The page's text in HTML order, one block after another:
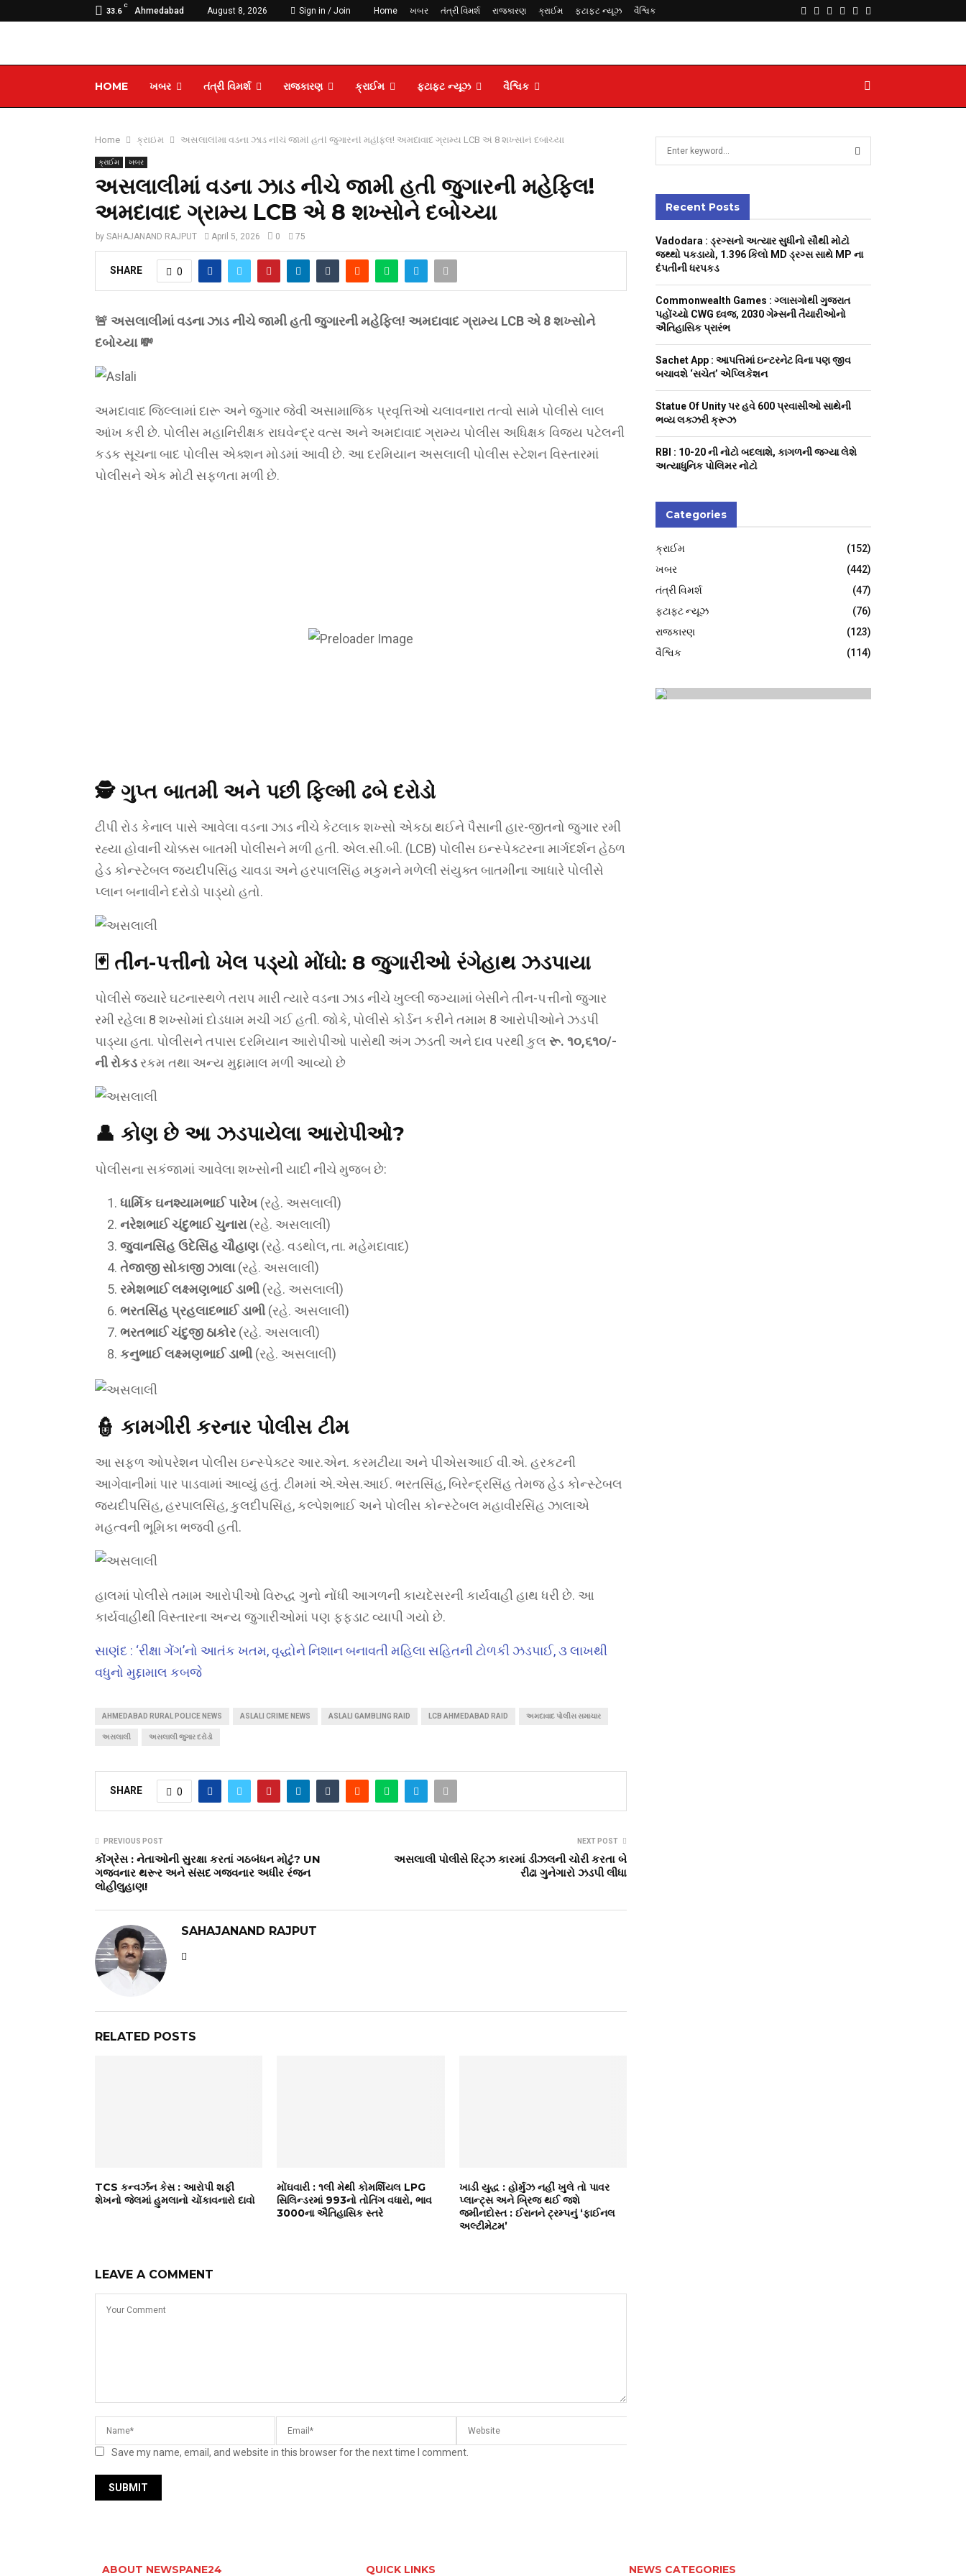
33.6
C
Ahmedabad August 8, 2026 Sign in / Join Home ખબર તંત્રી વિમર્શ રાજકારણ ક્રાઈમ ફટાફટ ન્યૂઝ વૈશ્વિક Facebook
TwitterInstagram
YoutubeTelegram
HOME ખબર તંત્રી વિમર્શ રાજકારણ ક્રાઈમ ફટાફટ ન્યૂઝ વૈશ્વિક
Home ક્રાઈમ અસલાલીમાં વડના ઝાડ નીચે જામી હતી જુગારની મહેફિલ! અમદાવાદ ગ્રામ્ય LCB એ 8 શખ્સોને દબોચ્યા
ક્રાઈમ ખબર
અસલાલીમાં વડના ઝાડ નીચે જામી હતી જુગારની મહેફિલ!
અમદાવાદ ગ્રામ્ય LCB એ 8 શખ્સોને દબોચ્યા
by SAHAJANAND RAJPUT April 5, 2026 0 75
SHARE 0
🚨 અસલાલીમાં વડના ઝાડ નીચે જામી હતી જુગારની મહેફિલ! અમદાવાદ ગ્રામ્ય LCB એ 8 શખ્સોને
દબોચ્યા 💸
અમદાવાદ જિલ્લામાં દારૂ અને જુગાર જેવી અસામાજિક પ્રવૃત્તિઓ ચલાવનારા તત્વો સામે પોલીસે લાલ
આંખ કરી છે. પોલીસ મહાનિરીક્ષક રાઘવેન્દ્ર વત્સ અને અમદાવાદ ગ્રામ્ય પોલીસ અધિક્ષક વિજય પટેલની
કડક સૂચના બાદ પોલીસ એક્શન મોડમાં આવી છે. આ દરમિયાન અસલાલી પોલીસ સ્ટેશન વિસ્તારમાં
પોલીસને એક મોટી સફળતા મળી છે.
🕵️ ગુપ્ત બાતમી અને પછી ફિલ્મી ઢબે દરોડો
ટીપી રોડ કેનાલ પાસે આવેલા વડના ઝાડ નીચે કેટલાક શખ્સો એકઠા થઈને પૈસાની હાર-જીતનો જુગાર રમી
રહ્યા હોવાની ચોક્કસ બાતમી પોલીસને મળી હતી. એલ.સી.બી. (LCB) પોલીસ ઇન્સ્પેક્ટરના માર્ગદર્શન હેઠળ
હેડ કોન્સ્ટેબલ જયદીપસિંહ ચાવડા અને હરપાલસિંહ મકુમને મળેલી સંયુક્ત બાતમીના આધારે પોલીસે
પ્લાન બનાવીને દરોડો પાડ્યો હતો.
🃏 તીન-પત્તીનો ખેલ પડ્યો મોંઘો: 8 જુગારીઓ રંગેહાથ ઝડપાયા
પોલીસે જ્યારે ઘટનાસ્થળે તરાપ મારી ત્યારે વડના ઝાડ નીચે ખુલ્લી જગ્યામાં બેસીને તીન-પત્તીનો જુગાર
રમી રહેલા 8 શખ્સોમાં દોડધામ મચી ગઈ હતી. જોકે, પોલીસે કોર્ડન કરીને તમામ 8 આરોપીઓને ઝડપી
પાડ્યા હતા. પોલીસને તપાસ દરમિયાન આરોપીઓ પાસેથી અંગ ઝડતી અને દાવ પરથી કુલ રૂ. ૧૦,૬૧૦/-
ની રોકડરકમ તથા અન્ય મુદ્દામાલ મળી આવ્યો છે
👤 કોણ છે આ ઝડપાયેલા આરોપીઓ?
પોલીસના સકંજામાં આવેલા શખ્સોની યાદી નીચે મુજબ છે:
ધાર્મિક ઘનશ્યામભાઈ પારેખ (રહે. અસલાલી)
નરેશભાઈ ચંદુભાઈ ચુનારા(રહે. અસલાલી)
જુવાનસિંહ ઉદેસિંહ ચૌહાણ (રહે. વડથોલ, તા. મહેમદાવાદ)
તેજાજી સોકાજી ઝાલા(રહે. અસલાલી)
રમેશભાઈ લક્ષ્મણભાઈ ડાભી (રહે. અસલાલી)
ભરતસિંહ પ્રહલાદભાઈ ડાભી (રહે. અસલાલી)
ભરતભાઈ ચંદુજી ઠાકોર(રહે. અસલાલી)
કનુભાઈ લક્ષ્મણભાઈ ડાભી (રહે. અસલાલી)
👮 કામગીરી કરનાર પોલીસ ટીમ
આ સફળ ઓપરેશન પોલીસ ઇન્સ્પેક્ટર આર.એન. કરમટીયા અને પીએસઆઈ વી.એ. હરકટની
આગેવાનીમાં પાર પાડવામાં આવ્યું હતું. ટીમમાં એ.એસ.આઈ. ભરતસિંહ, બિરેન્દ્રસિંહ તેમજ હેડ કોન્સ્ટેબલ
જયદીપસિંહ, હરપાલસિંહ, કુલદીપસિંહ, કલ્પેશભાઈ અને પોલીસ કોન્સ્ટેબલ મહાવીરસિંહ ઝાલાએ
મહત્વની ભૂમિકા ભજવી હતી.
હાલમાં પોલીસે તમામ આરોપીઓ વિરુદ્ધ ગુનો નોંધી આગળની કાયદેસરની કાર્યવાહી હાથ ધરી છે. આ
કાર્યવાહીથી વિસ્તારના અન્ય જુગારીઓમાં પણ ફફડાટ વ્યાપી ગયો છે.
સાણંદ : ‘રીક્ષા ગેંગ’નો આતંક ખતમ, વૃદ્ધોને નિશાન બનાવતી મહિલા સહિતની ટોળકી ઝડપાઈ, ૩ લાખથી
વધુનો મુદ્દામાલ કબજે
AHMEDABAD RURAL POLICE NEWS ASLALI CRIME NEWS ASLALI GAMBLING RAID LCB AHMEDABAD RAID અમદાવાદ પોલીસ સમાચાર
અસલાલી અસલાલી જુગાર દરોડો
SHARE 0
PREVIOUS POST
કોંગ્રેસ : નેતાઓની સુરક્ષા કરતાં ગઠબંધન મોટું? UN
ગજવનાર થરૂર અને સંસદ ગજવનાર અધીર રંજન
લોહીલુહાણ!
NEXT POST
અસલાલી પોલીસે રિટ્ઝ કારમાં ડીઝલની ચોરી કરતા બે
રીઢા ગુનેગારો ઝડપી લીધા
SAHAJANAND RAJPUT
RELATED POSTS
TCS કન્વર્ઝન કેસ : આરોપી શફી
શેખનો જેલમાં હુમલાનો ચોંકાવનારો દાવો
મોંઘવારી : ૧લી મેથી કોમર્શિયલ LPG
સિલિન્ડરમાં ₹993નો તોતિંગ વધારો, ભાવ
₹3000ના ઐતિહાસિક સ્તરે
ખાડી યુદ્ધ : હોર્મુઝ નહીં ખુલે તો પાવર
પ્લાન્ટ્સ અને બ્રિજ થઈ જશે
જમીનદોસ્ત : ઈરાનને ટ્રમ્પનું ‘ફાઈનલ
અલ્ટીમેટમ’
LEAVE A COMMENT
Save my name, email, and website in this browser for the next time I comment.
h
f
o
r
Recent Posts
Vadodara : ડ્રગ્સનો અત્યાર સુધીનો સૌથી મોટો
જથ્થો પકડાયો, 1.396 કિલો MD ડ્રગ્સ સાથે MP ના
દંપતીની ધરપકડ
Commonwealth Games : ગ્લાસગોથી ગુજરાત
પહોંચ્યો CWG ધ્વજ, 2030 ગેમ્સની તૈયારીઓનો
ઐતિહાસિક પ્રારંભ
Sachet App : આપત્તિમાં ઇન્ટરનેટ વિના પણ જીવ
બચાવશે ‘સચેત’ એપ્લિકેશન
Statue Of Unity પર હવે 600 પ્રવાસીઓ સાથેની
ભવ્ય લક્ઝરી ક્રૂઝ
RBI : ₹10-20 ની નોટો બદલાશે, કાગળની જગ્યા લેશે
અત્યાધુનિક પોલિમર નોટો
Categories
ક્રાઈમ
(152)
ખબર
(442)
તંત્રી વિમર્શ
(47)
ફટાફટ ન્યૂઝ
(76)
રાજકારણ
(123)
વૈશ્વિક
(114)
ABOUT NEWSPANE24 QUICK LINKS NEWS CATEGORIES